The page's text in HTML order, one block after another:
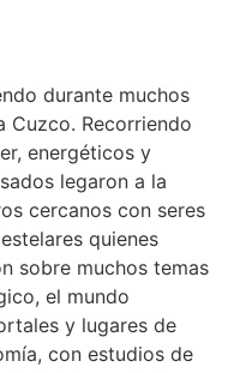
durante muchos
Cuzco. Recorriendo
energéticos y
legaron a la
cercanos con seres
quienes
sobre muchos temas
el mundo
y lugares de
con estudios de